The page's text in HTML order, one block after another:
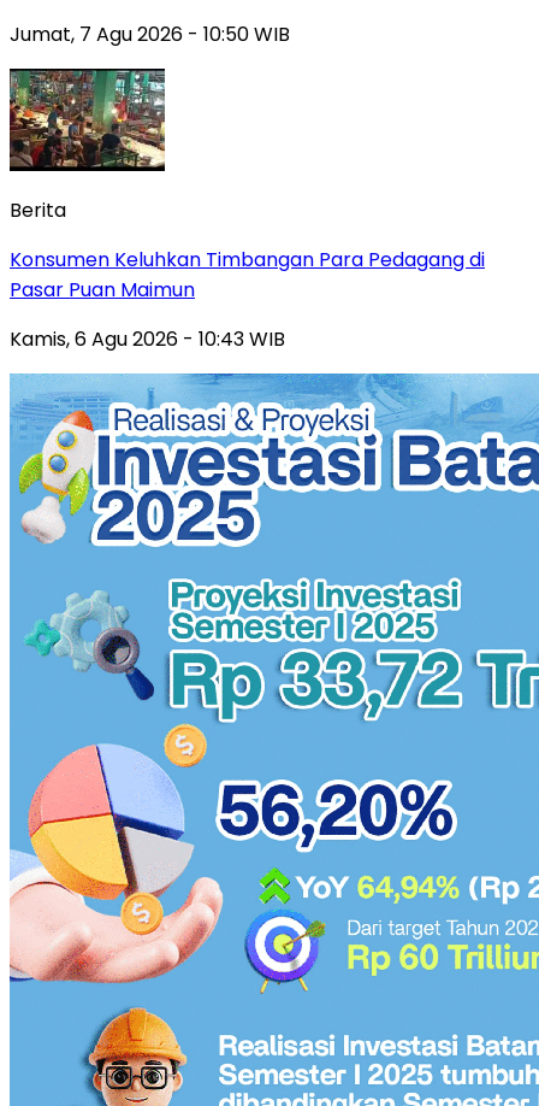
Jumat, 7 Agu 2026 - 10:50 WIB
Berita
Konsumen Keluhkan Timbangan Para Pedagang di
Pasar Puan Maimun
Kamis, 6 Agu 2026 - 10:43 WIB